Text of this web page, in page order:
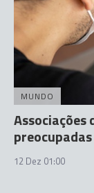
MUNDO
Associações
12 Dez 01:00